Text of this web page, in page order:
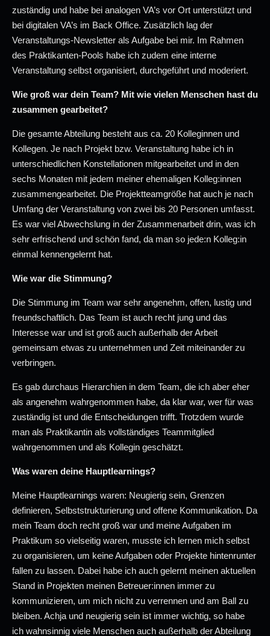
zuständig und habe bei analogen VA’s vor Ort unterstützt und
bei digitalen VA’s im Back Office. Zusätzlich lag der
Veranstaltungs-Newsletter als Aufgabe bei mir. Im Rahmen
des Praktikanten-Pools habe ich zudem eine interne
Veranstaltung selbst organisiert, durchgeführt und moderiert.
Wie groß war dein Team? Mit wie vielen Menschen hast du
zusammen gearbeitet?
Die gesamte Abteilung besteht aus ca. 20 Kolleginnen und
Kollegen. Je nach Projekt bzw. Veranstaltung habe ich in
unterschiedlichen Konstellationen mitgearbeitet und in den
sechs Monaten mit jedem meiner ehemaligen Kolleg:innen
zusammengearbeitet. Die Projektteamgröße hat auch je nach
Umfang der Veranstaltung von zwei bis 20 Personen umfasst.
Es war viel Abwechslung in der Zusammenarbeit drin, was ich
sehr erfrischend und schön fand, da man so jede:n Kolleg:in
einmal kennengelernt hat.
Wie war die Stimmung?
Die Stimmung im Team war sehr angenehm, offen, lustig und
freundschaftlich. Das Team ist auch recht jung und das
Interesse war und ist groß auch außerhalb der Arbeit
gemeinsam etwas zu unternehmen und Zeit miteinander zu
verbringen.
Es gab durchaus Hierarchien in dem Team, die ich aber eher
als angenehm wahrgenommen habe, da klar war, wer für was
zuständig ist und die Entscheidungen trifft. Trotzdem wurde
man als Praktikantin als vollständiges Teammitglied
wahrgenommen und als Kollegin geschätzt.
Was waren deine Hauptlearnings?
Meine Hauptlearnings waren: Neugierig sein, Grenzen
definieren, Selbststrukturierung und offene Kommunikation. Da
mein Team doch recht groß war und meine Aufgaben im
Praktikum so vielseitig waren, musste ich lernen mich selbst
zu organisieren, um keine Aufgaben oder Projekte hintenrunter
fallen zu lassen. Dabei habe ich auch gelernt meinen aktuellen
Stand in Projekten meinen Betreuer:innen immer zu
kommunizieren, um mich nicht zu verrennen und am Ball zu
bleiben. Achja und neugierig sein ist immer wichtig, so habe
ich wahnsinnig viele Menschen auch außerhalb der Abteilung